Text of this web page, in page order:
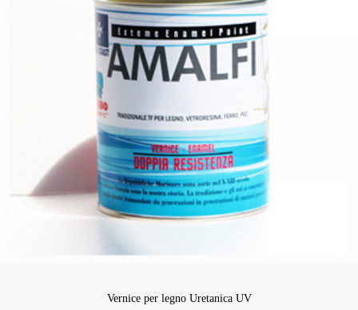
Vernice per legno Uretanica UV